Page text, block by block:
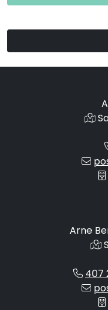
Arne
407